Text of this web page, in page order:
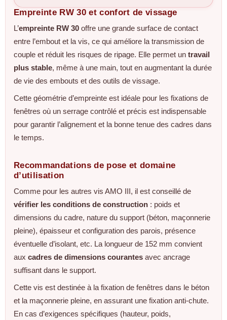
Empreinte RW 30 et confort de vissage
L’empreinte RW 30 offre une grande surface de contact
entre l’embout et la vis, ce qui améliore la transmission de
couple et réduit les risques de ripage. Elle permet un travail
plus stable, même à une main, tout en augmentant la durée
de vie des embouts et des outils de vissage.
Cette géométrie d’empreinte est idéale pour les fixations de
fenêtres où un serrage contrôlé et précis est indispensable
pour garantir l’alignement et la bonne tenue des cadres dans
le temps.
Recommandations de pose et domaine
d’utilisation
Comme pour les autres vis AMO III, il est conseillé de
vérifier les conditions de construction : poids et
dimensions du cadre, nature du support (béton, maçonnerie
pleine), épaisseur et configuration des parois, présence
éventuelle d’isolant, etc. La longueur de 152 mm convient
aux cadres de dimensions courantes avec ancrage
suffisant dans le support.
Cette vis est destinée à la fixation de fenêtres dans le béton
et la maçonnerie pleine, en assurant une fixation anti‑chute.
En cas d’exigences spécifiques (hauteur, poids,